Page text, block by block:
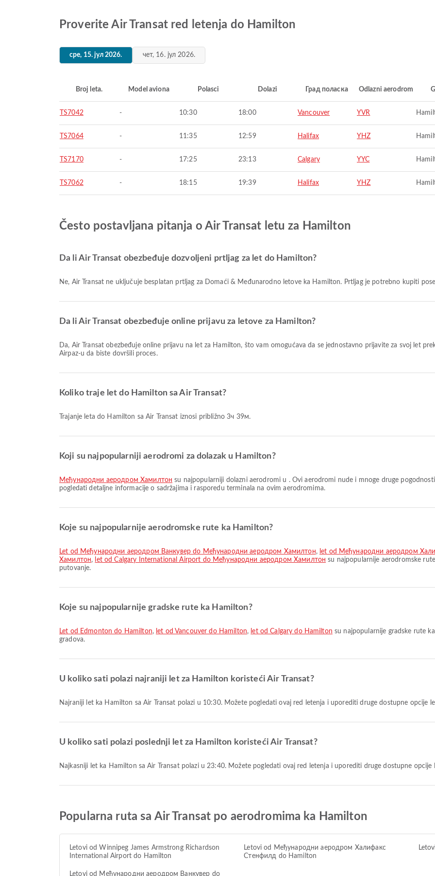
Proverite Air Transat red letenja do Hamilton
сре, 15. јул 2026. чет, 16. јул 2026.
Broj leta. Model aviona Polasci Dolazi Град поласка Odlazni aerodrom
TS7042 - 10:30 18:00 Vancouver YVR
TS7064 - 11:35 12:59 Halifax YHZ
TS7170 - 17:25 23:13 Calgary YYC
TS7062 - 18:15 19:39 Halifax YHZ
Često postavljana pitanja o Air Transat letu za Hamilton
Da li Air Transat obezbeđuje dozvoljeni prtljag za let do Hamilton?
Ne, Air Transat ne uključuje besplatan prtljag za Domaći & Međunarodno letove ka Hamilton. Prtljag je potrebno kupiti
Da li Air Transat obezbeđuje online prijavu za letove za Hamilton?
Da, Air Transat obezbeđuje online prijavu na let za Hamilton, što vam omogućava da se jednostavno prijavite za svoj let preko naše platforme. Jednostavno pratite uputstva na
Airpaz-u da biste dovršili proces.
Koliko traje let do Hamilton sa Air Transat?
Trajanje leta do Hamilton sa Air Transat iznosi približno 3ч 39м.
Koji su najpopularniji aerodromi za dolazak u Hamilton?
Међународни аеродром Хамилтон su najpopularniji dolazni aerodromi u . Ovi aerodromi nude i mnoge druge
pogledati detaljne informacije o sadržajima i rasporedu terminala na ovim aerodromima.
Koje su najpopularnije aerodromske rute ka Hamilton?
let od Међународни аеродром Ванкувер do Међународни аеродром Хамилтон, let od Међународни аеродром
Хамилтон, let od Calgary International Airport do Међународни аеродром Хамилтон su najpopularnije aerodromske
putovanje.
Koje su najpopularnije gradske rute ka Hamilton?
let od Edmonton do Hamilton, let od Vancouver do Hamilton, let od Calgary do Hamilton su najpopularnije gradske rute
gradova.
U koliko sati polazi najraniji let za Hamilton koristeći Air Transat?
Najraniji let ka Hamilton sa Air Transat polazi u 10:30. Možete pogledati ovaj red letenja i uporediti druge dostupne opcije
U koliko sati polazi poslednji let za Hamilton koristeći Air Transat?
Najkasniji let ka Hamilton sa Air Transat polazi u 23:40. Možete pogledati ovaj red letenja i uporediti druge dostupne opcije
Popularna ruta sa Air Transat po aerodromima ka Hamilton
Letovi od Winnipeg James Armstrong Richardson
International Airport do Hamilton
Letovi od Међународни аеродром Халифакс
Стенфилд do Hamilton
Letovi od Међународни аеродром Ванкувер do